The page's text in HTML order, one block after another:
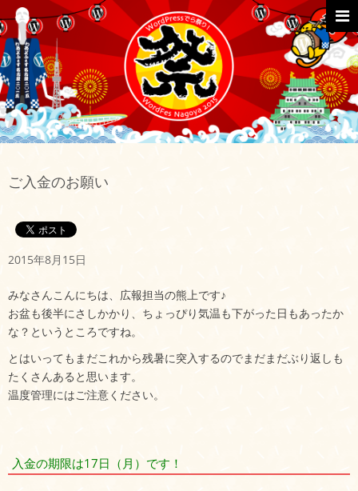
Skip
to
content
Menu
ご入金のお願い
2015年8月15日
みなさんこんにちは、広報担当の熊上です♪
お盆も後半にさしかかり、ちょっぴり気温も下がった日もあったか
な？というところですね。
とはいってもまだこれから残暑に突入するのでまだまだぶり返しも
たくさんあると思います。
温度管理にはご注意ください。
入金の期限は17日（月）です！